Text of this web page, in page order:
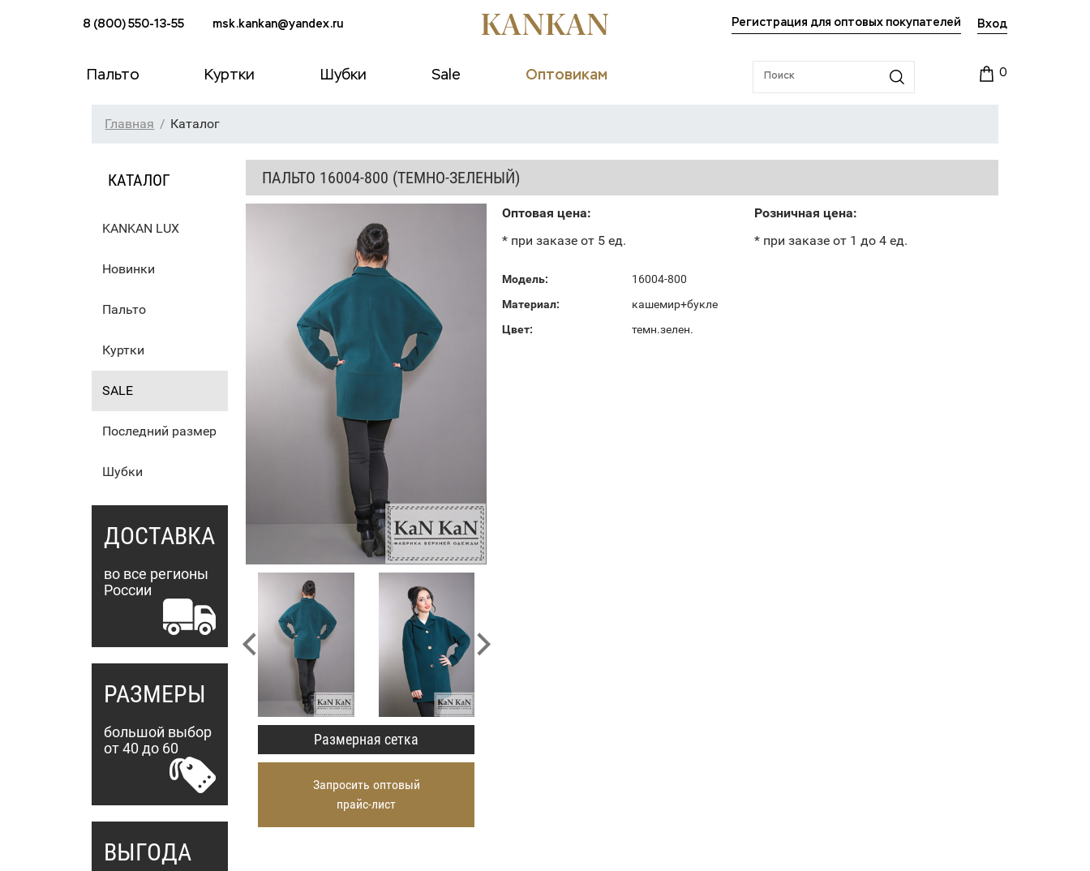
8 (800) 550-13-55 msk.kankan@yandex.ru Регистрация для оптовых покупателей Вход
Пальто Куртки Шубки Sale Оптовикам 0
Главная Каталог
КАТАЛОГ
KANKAN LUX
Новинки
Пальто
Куртки
SALE
Последний размер
Шубки
ДОСТАВКА
во все регионы
России
РАЗМЕРЫ
большой выбор
от 40 до 60
ВЫГОДА
ПАЛЬТО 16004-800 (ТЕМНО-ЗЕЛЕНЫЙ)
Размерная сетка
Запросить оптовый
прайс-лист
Оптовая цена:
* при заказе от 5 ед.
Розничная цена:
* при заказе от 1 до 4 ед.
Модель:
16004-800
Материал:
кашемир+букле
Цвет:
темн.зелен.